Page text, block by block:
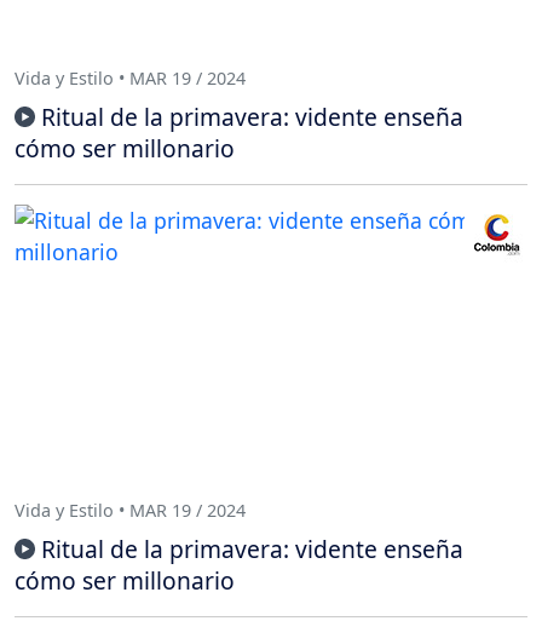
Vida y Estilo • MAR 19 / 2024
Ritual de la primavera: vidente enseña
cómo ser millonario
Vida y Estilo • MAR 19 / 2024
Ritual de la primavera: vidente enseña
cómo ser millonario